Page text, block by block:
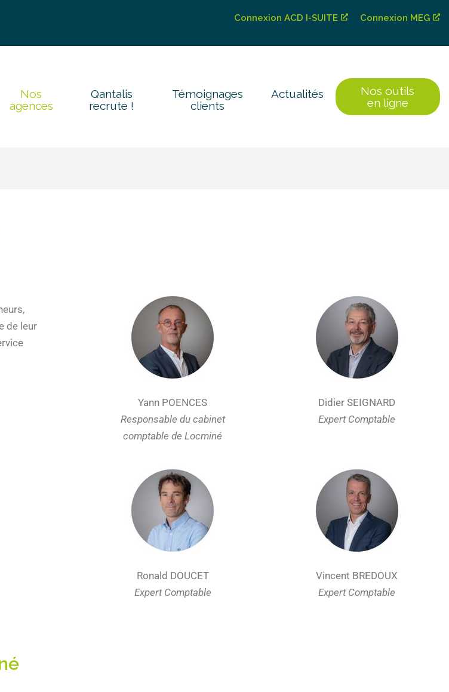
Connexion ACD I-SUITE Connexion MEG
Nos
agences
Qantalis
recrute !
Témoignages
clients
Actualités
Nos outils
en ligne
de leur
Yann POENCES
Responsable du cabinet
comptable de Locminé
Didier SEIGNARD
Expert Comptable
Ronald DOUCET
Expert Comptable
Vincent BREDOUX
Expert Comptable